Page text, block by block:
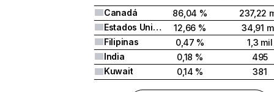
Canadá
86,04 %
237,22
Estados Unidos
12,66 %
34,91
Filipinas
0,47 %
1,3 mil
India
0,18 %
495
Kuwait
0,14 % 381